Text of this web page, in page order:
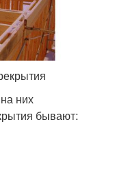
них
бывают: